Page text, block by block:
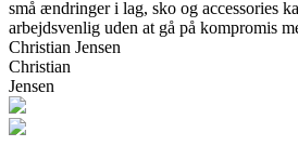
små ændringer i lag, sko og accessories
arbejdsvenlig uden at gå på kompromis
Christian Jensen
Christian
Jensen